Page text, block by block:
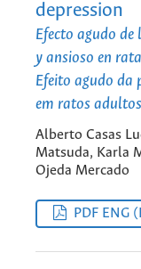
depression
Efecto agudo
y ansioso en
Efeito agudo da
em ratos
Alberto Casas
Matsuda, Karla
Ojeda Mercado
PDF ENG